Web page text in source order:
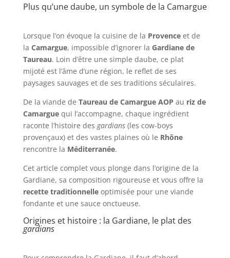
Plus qu’une daube, un symbole de la Camargue
Lorsque l’on évoque la cuisine de la Provenceet de
la Camargue, impossible d’ignorer la Gardiane de
Taureau. Loin d’être une simple daube, ce plat
mijoté est l’âme d’une région, le reflet de ses
paysages sauvages et de ses traditions séculaires.
De la viande de Taureau de Camargue AOP au riz de
Camarguequi l’accompagne, chaque ingrédient
raconte l’histoire des gardians(les cow-boys
provençaux) et des vastes plaines où le Rhône
rencontre la Méditerranée.
Cet article complet vous plonge dans l’origine de la
Gardiane, sa composition rigoureuse et vous offre la
recette traditionnelleoptimisée pour une viande
fondante et une sauce onctueuse.
Origines et histoire : la Gardiane, le plat des
gardians